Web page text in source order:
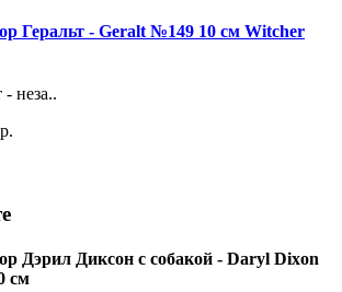
Геральт - Geralt №149 10 см Witcher
- неза..
Дэрил Диксон с собакой - Daryl Dixon
см